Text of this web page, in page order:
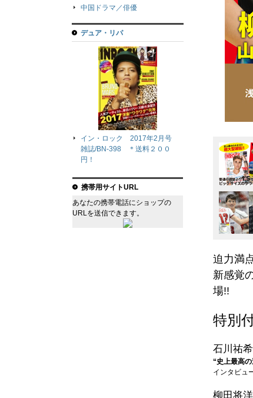
迫力満
新感覚
場!!
特別
石川祐希
“史上最高
インタビュ
柳田将洋
中国ドラマ／俳優
デュア・リパ
イン・ロック 2017年2月号
雑誌/BN-398 ＊送料２００
円！
携帯用サイトURL
あなたの携帯電話にショップの
URLを送信できます。